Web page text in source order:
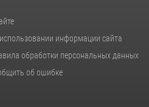
информации сайта
обработки персональных данных
об ошибке